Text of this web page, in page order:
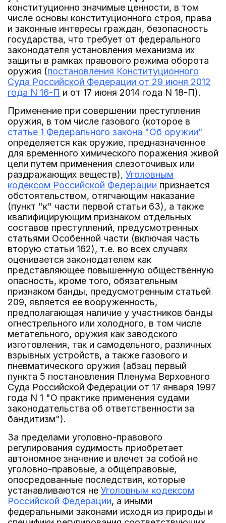
конституционно значимые ценности, в том
числе основы конституционного строя, права
и законные интересы граждан, безопасность
государства, что требует от федерального
законодателя установления механизма их
защиты в рамках правового режима оборота
оружия (постановления Конституционного
Суда Российской Федерации от 29 июня 2012
года N 16-П и от 17 июня 2014 года N 18-П).
Применение при совершении преступления
оружия, в том числе газового (которое в
статье 1 Федерального закона "Об оружии"
определяется как оружие, предназначенное
для временного химического поражения живой
цели путем применения слезоточивых или
раздражающих веществ), Уголовным
кодексом Российской Федерации признается
обстоятельством, отягчающим наказание
(пункт "к" части первой статьи 63), а также
квалифицирующим признаком отдельных
составов преступлений, предусмотренных
статьями Особенной части (включая часть
вторую статьи 162), т.е. во всех случаях
оценивается законодателем как
представляющее повышенную общественную
опасность, кроме того, обязательным
признаком банды, предусмотренным статьей
209, является ее вооруженность,
предполагающая наличие у участников банды
огнестрельного или холодного, в том числе
метательного, оружия как заводского
изготовления, так и самодельного, различных
взрывных устройств, а также газового и
пневматического оружия (абзац первый
пункта 5 постановления Пленума Верховного
Суда Российской Федерации от 17 января 1997
года N 1 "О практике применения судами
законодательства об ответственности за
бандитизм").
За пределами уголовно-правового
регулирования судимость приобретает
автономное значение и влечет за собой не
уголовно-правовые, а общеправовые,
опосредованные последствия, которые
устанавливаются не Уголовным кодексом
Российской Федерации, а иными
федеральными законами исходя из природы и